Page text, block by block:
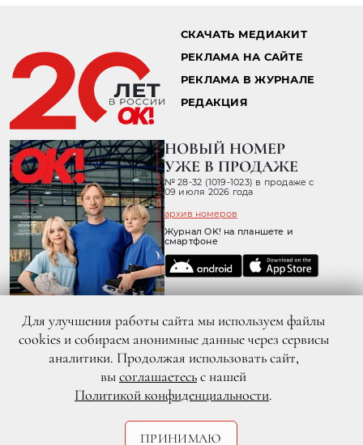
04.05.2016 15:05
ПЁТР ФЁДОРОВ И АЛЕКСАНДР
ПАЛЬ ПРЕДСТАВИЛИ КАРТИНУ
«ЛЕДОКОЛ» НА ТРЕТЬЕМ
ФЕСТИВАЛЕ ЛЕДОКОЛОВ В
САНКТ-ПЕТЕРБУРГЕ
Для улучшения работы сайта мы используем файлы
cookies и собираем анонимные данные через сервисы
аналитики. Продолжая использовать сайт,
высоглашаетесьс нашей
Политикой конфиденциальности.
ПРИНИМАЮ